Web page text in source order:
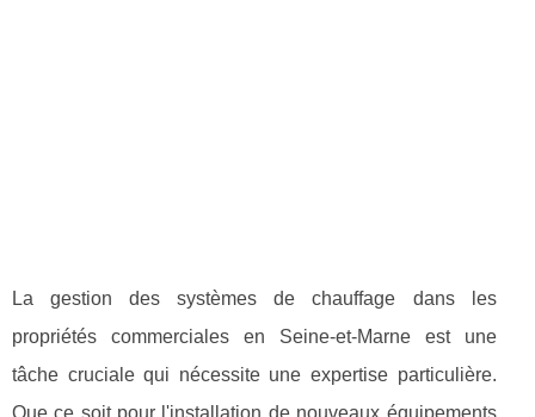
La gestion des systèmes de chauffage dans les
propriétés commerciales en Seine-et-Marne est une
tâche cruciale qui nécessite une expertise particulière.